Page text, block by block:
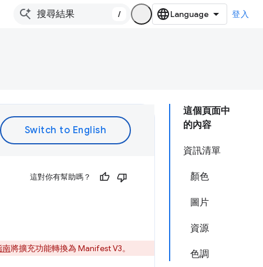
/ 登入
這個頁面中
的內容
資訊清單
顏色
圖片
資源
色調
這對你有幫助嗎？
南將擴充功能轉換為 Manifest V3。